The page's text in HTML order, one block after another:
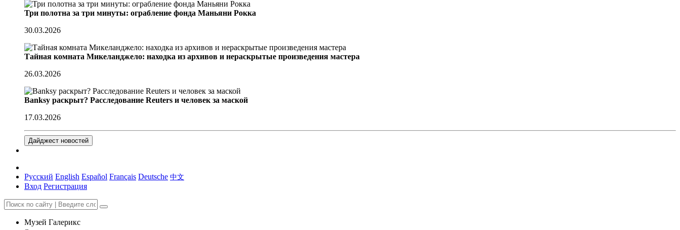
Три полотна за три минуты: ограбление фонда Маньяни Рокка
30.03.2026
Тайная комната Микеланджело: находка из архивов и нераскрытые произведения мастера
26.03.2026
Banksy раскрыт? Расследование Reuters и человек за маской
17.03.2026
Дайджест новостей
Русский English Español Français Deutsche 中文
Вход Регистрация
Музей Галерикс